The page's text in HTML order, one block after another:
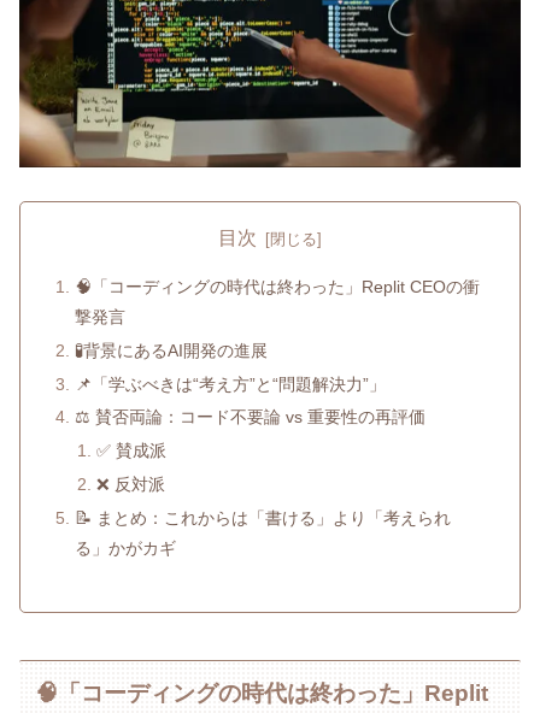
目次
🧠「コーディングの時代は終わった」Replit CEOの衝
撃発言
🧪背景にあるAI開発の進展
📌「学ぶべきは“考え方”と“問題解決力”」
⚖️ 賛否両論：コード不要論 vs 重要性の再評価
✅ 賛成派
❌ 反対派
📝 まとめ：これからは「書ける」より「考えられ
る」かがカギ
🧠「コーディングの時代は終わった」Replit